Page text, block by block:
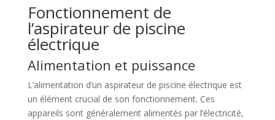
Fonctionnement de
l’aspirateur de piscine
électrique
Alimentation et puissance
L’alimentation d’un aspirateur de piscine électrique est
un élément crucial de son fonctionnement. Ces
appareils sont généralement alimentés par l’électricité,